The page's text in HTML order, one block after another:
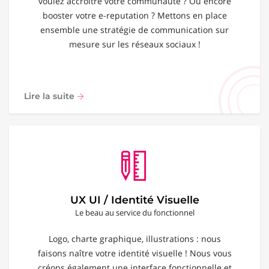
booster votre e-reputation ? Mettons en place
ensemble une stratégie de communication sur
mesure sur les réseaux sociaux !
Lire la suite
UX UI / Identité Visuelle
Le beau au service du fonctionnel
Logo, charte graphique, illustrations : nous
faisons naître votre identité visuelle ! Nous vous